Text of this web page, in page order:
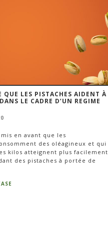
QUE LES PISTACHES AIDENT À
LE CADRE D’UN REGIME
en avant que les
des oléagineux et qui
kilos atteignent plus facilement
des pistaches à portée de